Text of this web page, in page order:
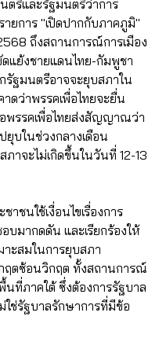
ตรีและรัฐมนตรีว่าการ
ยการ "เปิดปากกับภาคภูมิ"
ถึงสถานการณ์การเมือง
แย้งชายแดนไทย-กัมพูชา
รัฐมนตรีอาจจะยุบสภาใน
ดว่าพรรคเพื่อไทยจะยื่น
อพรรคเพื่อไทยส่งสัญญาณว่า
ยุบในช่วงกลางเดือน
าจะไม่เกิดขึ้นในวันที่ 12-13
ชนใช้เงื่อนไขเรื่องการ
บมากดดัน และเรียกร้องให้
าะสมในการยุบสภา
ฤตซ้อนวิกฤต ทั้งสถานการณ์
ที่ภาคใต้ ซึ่งต้องการรัฐบาล
ใช่รัฐบาลรักษาการที่มีข้อ